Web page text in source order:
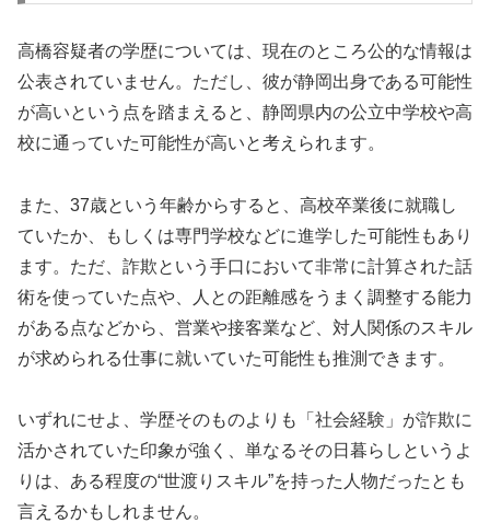
高橋容疑者の学歴については、現在のところ公的な情報は
公表されていません。ただし、彼が静岡出身である可能性
が高いという点を踏まえると、静岡県内の公立中学校や高
校に通っていた可能性が高いと考えられます。
また、37歳という年齢からすると、高校卒業後に就職し
ていたか、もしくは専門学校などに進学した可能性もあり
ます。ただ、詐欺という手口において非常に計算された話
術を使っていた点や、人との距離感をうまく調整する能力
がある点などから、営業や接客業など、対人関係のスキル
が求められる仕事に就いていた可能性も推測できます。
いずれにせよ、学歴そのものよりも「社会経験」が詐欺に
活かされていた印象が強く、単なるその日暮らしというよ
りは、ある程度の“世渡りスキル”を持った人物だったとも
言えるかもしれません。